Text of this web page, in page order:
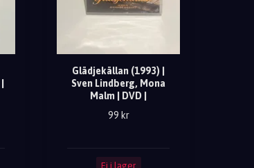
Glädjekällan (1993) |
Sven Lindberg, Mona
Malm | DVD |
99 kr
Ej i lager